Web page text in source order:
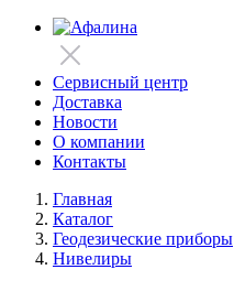
Сервисный центр
Доставка
Новости
О компании
Контакты
Главная
Каталог
Геодезические приборы
Нивелиры